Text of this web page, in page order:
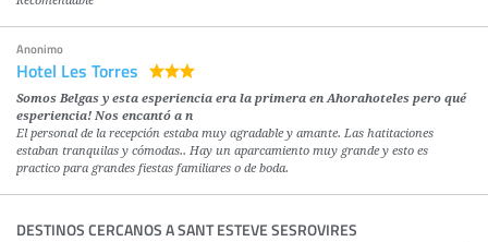
Anonimo
Hotel Les Torres
Somos Belgas y esta esperiencia era la primera en Ahorahoteles pero qué
esperiencia! Nos encantó a n
El personal de la recepción estaba muy agradable y amante. Las hatitaciones
estaban tranquilas y cómodas.. Hay un aparcamiento muy grande y esto es
practico para grandes fiestas familiares o de boda.
DESTINOS CERCANOS A SANT ESTEVE SESROVIRES